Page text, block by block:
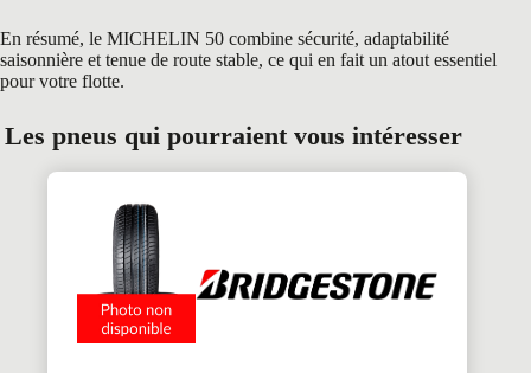
En résumé, le MICHELIN 50 combine sécurité, adaptabilité
saisonnière et tenue de route stable, ce qui en fait un atout essentiel
pour votre flotte.
Les pneus qui pourraient vous intéresser